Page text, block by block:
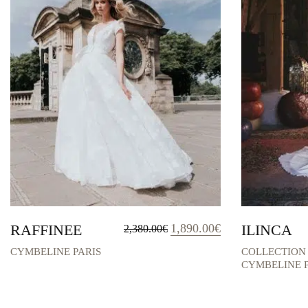
RAFFINEE
CYMBELINE PARIS
2,380.00€ Le
prix
1,890.00€Le
prix
actuel
ILINCA
CYMBELINE